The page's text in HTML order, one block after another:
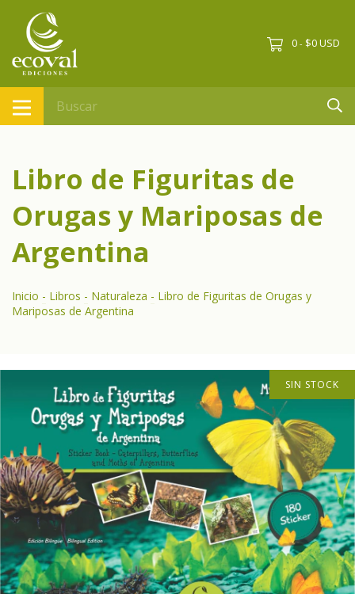
0 - $0 USD
Libro de Figuritas de
Orugas y Mariposas de
Argentina
Inicio - Libros - Naturaleza - Libro de Figuritas de Orugas y
Mariposas de Argentina
SIN STOCK